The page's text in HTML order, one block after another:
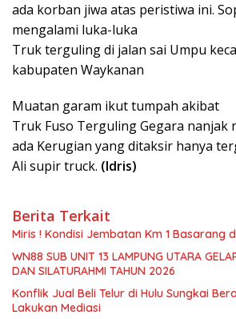
ada korban jiwa atas peristiwa ini.
mengalami luka-luka
Truk terguling di jalan sai Umpu
kabupaten Waykanan
Muatan garam ikut tumpah akibat
Truk Fuso Terguling Gegara nanjak
ada Kerugian yang ditaksir hanya
Ali supir truck. (Idris)
Berita Terkait
Miris ! Kondisi Jembatan Km 1 Basarang
WN88 SUB UNIT 13 LAMPUNG UTARA
DAN SILATURAHMI TAHUN 2026
Konflik Jual Beli Telur di Hulu Sungkai
Lakukan Mediasi